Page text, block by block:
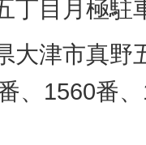
丁目月極駐
大津市真野
、1560番